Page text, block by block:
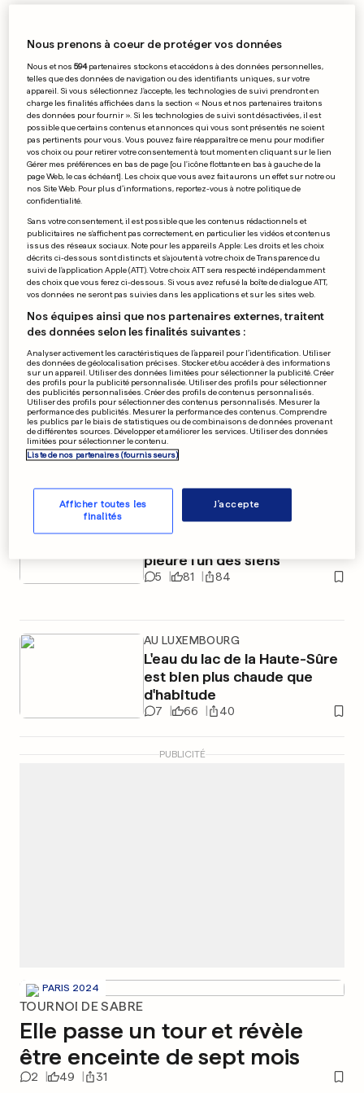
PÉTITION AU LUXEMBOURG
L'interdiction des GSM à
l'école sera débattue
17 139 76
PUBLICITÉ
JOURNÉE INTERNATIONALE DE L'AMITIÉ
Les résidents n'ont-ils pas
assez de vrais bons amis?
CARNET NOIR
pleure l'un des siens
5 81 84
AU LUXEMBOURG
L'eau du lac de la Haute-Sûre
est bien plus chaude que
d'habitude
7 66 40
PUBLICITÉ
PARIS 2024
TOURNOI DE SABRE
Elle passe un tour et révèle
être enceinte de sept mois
2 49 31
Nous prenons à coeur de protéger vos données
Nous et nos594partenaires stockons et accédons à des données personnelles,
telles que des données de navigation ou des identifiants uniques, sur votre
appareil. Si vous sélectionnez J'accepte, les technologies de suivi prendront en
charge les finalités affichées dans la section « Nous et nos partenaires traitons
des données pour fournir ». Si les technologies de suivi sont désactivées, il est
possible que certains contenus et annonces qui vous sont présentés ne soient
pas pertinents pour vous. Vous pouvez faire réapparaître ce menu pour modifier
vos choix ou pour retirer votre consentement à tout moment en cliquant sur le lien
Gérer mes préférences en bas de page [ou l'icône flottante en bas à gauche de la
page Web, le cas échéant]. Les choix que vous avez fait aurons un effet sur notre ou
nos Site Web. Pour plus d’informations, reportez-vous à notre politique de
confidentialité.
Sans votre consentement, il est possible que les contenus rédactionnels et
publicitaires ne s'affichent pas correctement, en particulier les vidéos et contenus
issus des réseaux sociaux. Note pour les appareils Apple: Les droits et les choix
décrits ci-dessous sont distincts et s'ajoutent à votre choix de Transparence du
suivi de l'application Apple (ATT). Votre choix ATT sera respecté indépendamment
des choix que vous ferez ci-dessous. Si vous avez refusé la boîte de dialogue ATT,
vos données ne seront pas suivies dans les applications et sur les sites web.
Nos équipes ainsi que nos partenaires externes, traitent
des données selon les finalités suivantes :
Analyser activement les caractéristiques de l’appareil pour l’identification. Utiliser
des données de géolocalisation précises. Stocker et/ou accéder à des informations
sur un appareil. Utiliser des données limitées pour sélectionner la publicité. Créer
des profils pour la publicité personnalisée. Utiliser des profils pour sélectionner
des publicités personnalisées. Créer des profils de contenus personnalisés.
Utiliser des profils pour sélectionner des contenus personnalisés. Mesurer la
performance des publicités. Mesurer la performance des contenus. Comprendre
les publics par le biais de statistiques ou de combinaisons de données provenant
de différentes sources. Développer et améliorer les services. Utiliser des données
limitées pour sélectionner le contenu.
Liste de nos partenaires (fournisseurs)
Afficher toutes les
finalités
J'accepte